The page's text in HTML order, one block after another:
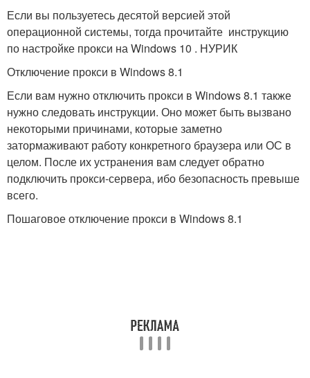
Если вы пользуетесь десятой версией этой
операционной системы, тогда прочитайте инструкцию
по настройке прокси на Windows 10 . НУРИК
Отключение прокси в Windows 8.1
Если вам нужно отключить прокси в Windows 8.1 также
нужно следовать инструкции. Оно может быть вызвано
некоторыми причинами, которые заметно
затормаживают работу конкретного браузера или ОС в
целом. После их устранения вам следует обратно
подключить прокси-сервера, ибо безопасность превыше
всего.
Пошаговое отключение прокси в Windows 8.1